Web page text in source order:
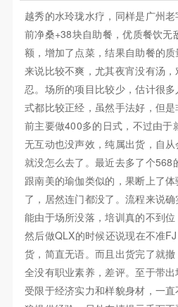
越秀的水玲珑水疗，同样是广州
前净桑+38块自助餐，优质餐饮无
额，增加了点菜，结果自助餐的
来说比较不爽，尤其夜宵没有汤
忍。场所的项目比较少，估计很
式都比较正经，虽然手法好，但
前主要做400多的日式，不过由于
无互动也没声效，纯属出货，自
就没怎么去了。最近去多了个568
跟南美的瑜伽类似的，果断上了
了，居然连门都没了。流程来说
能由于场所没落，培训真的不到位
然后做QLX的时候还说现在不准
货，简直无语。而且出货完了就
全没有职业素养，差评。至于带
受限于经济实力和样貌身材，一